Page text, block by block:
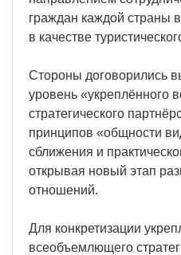
граждан каждой страны
в качестве
Стороны договорились
уровень «укреплённого
стратегического
принципов «общности
сближения и
открывая новый этап
отношений.
Для конкретизации
всеобъемлющего